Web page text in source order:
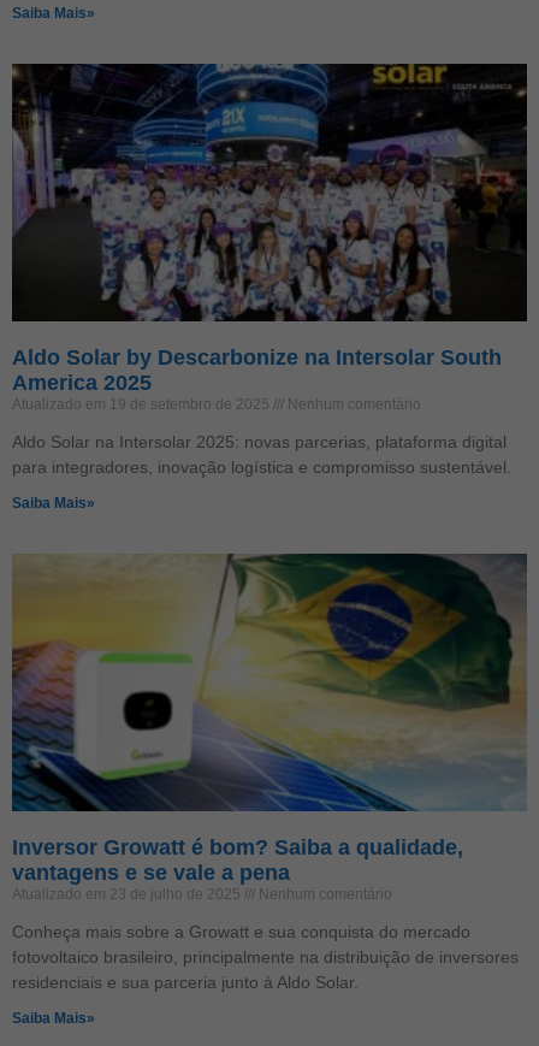
Saiba Mais»
Aldo Solar by Descarbonize na Intersolar South
America 2025
Atualizado em 19 de setembro de 2025 Nenhum comentário
Aldo Solar na Intersolar 2025: novas parcerias, plataforma digital
para integradores, inovação logística e compromisso sustentável.
Saiba Mais»
Inversor Growatt é bom? Saiba a qualidade,
vantagens e se vale a pena
Atualizado em 23 de julho de 2025 Nenhum comentário
Conheça mais sobre a Growatt e sua conquista do mercado
fotovoltaico brasileiro, principalmente na distribuição de inversores
residenciais e sua parceria junto à Aldo Solar.
Saiba Mais»